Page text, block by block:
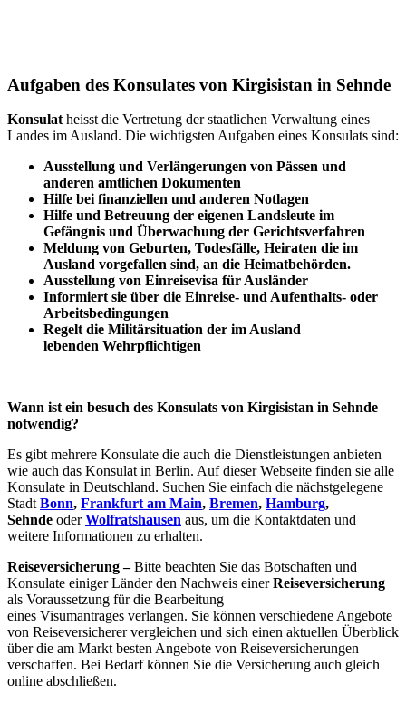
Aufgaben des Konsulates von Kirgisistan in Sehnde
Konsulatheisst die Vertretung der staatlichen Verwaltung eines
Landes im Ausland. Die wichtigsten Aufgaben eines Konsulats sind:
Ausstellung und Verlängerungen von Pässen und
anderen amtlichen Dokumenten
Hilfe bei finanziellen und anderen Notlagen
Hilfe und Betreuung der eigenen Landsleute im
Gefängnis und Überwachung der Gerichtsverfahren
Meldung von Geburten, Todesfälle, Heiraten die im
Ausland vorgefallen sind, an die Heimatbehörden.
Ausstellung von Einreisevisa für Ausländer
Informiert sie über die Einreise- und Aufenthalts- oder
Arbeitsbedingungen
Regelt die Militärsituation der im Ausland
lebenden Wehrpflichtigen
Wann ist ein besuch des Konsulats von Kirgisistan in Sehnde
notwendig?
Es gibt mehrere Konsulate die auch die Dienstleistungen anbieten
wie auch das Konsulat in Berlin. Auf dieser Webseite finden sie alle
Konsulate in Deutschland. Suchen Sie einfach die nächstgelegene
StadtBonn, Frankfurt am Main, Bremen, Hamburg,
Sehnde oderWolfratshausen aus, um die Kontaktdaten und
weitere Informationen zu erhalten.
Reiseversicherung –Bitte beachten Sie das Botschaften und
Konsulate einiger Länder den Nachweis einerReiseversicherung
als Voraussetzung für die Bearbeitung
eines Visumantrages verlangen. Sie können verschiedene Angebote
von Reiseversicherer vergleichen und sich einen aktuellen Überblick
über die am Markt besten Angebote von Reiseversicherungen
verschaffen. Bei Bedarf können Sie die Versicherung auch gleich
online abschließen.